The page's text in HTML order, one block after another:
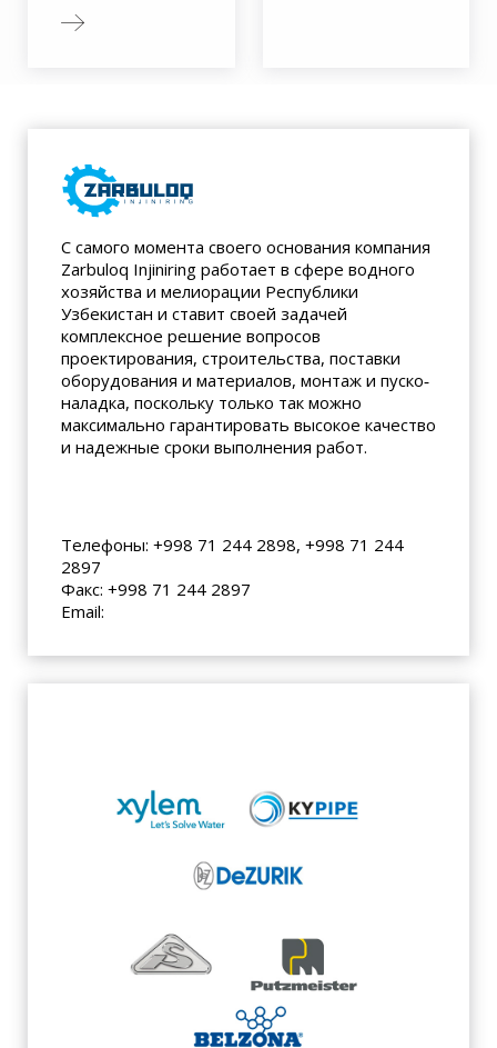
С самого момента своего основания компания
Zarbuloq Injiniring работает в сфере водного
хозяйства и мелиорации Республики
Узбекистан и ставит своей задачей
комплексное решение вопросов
проектирования, строительства, поставки
оборудования и материалов, монтаж и пуско‐
наладка, поскольку только так можно
максимально гарантировать высокое качество
и надежные сроки выполнения работ.
Телефоны: +998 71 244 2898, +998 71 244
2897
Факс: +998 71 244 2897
Email: